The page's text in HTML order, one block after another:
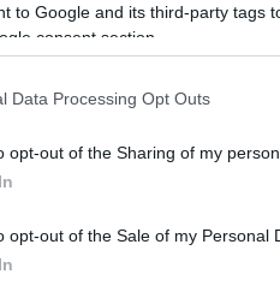
to Google and its third-party tags
consent section.
Data Processing Opt Outs
opt-out of the Sharing of my
opt-out of the Sale of my Personal